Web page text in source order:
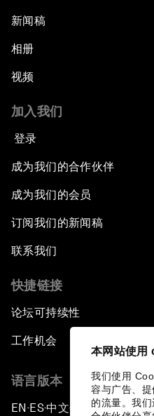
本网站使用
我们使用
容与广告、
的流量。我
新闻稿
相册
视频
加入我们
登录
成为我们的合作伙伴
成为我们的会员
订阅我们的新闻稿
联系我们
快捷链接
论坛可持续性
工作机会
语言版本
EN ▪ES▪中文▪ 日本語